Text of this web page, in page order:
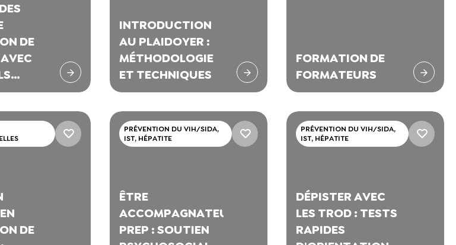
DE
INTRODUCTION
AU PLAIDOYER :
MÉTHODOLOGIE
ET TECHNIQUES
FORMATION DE
FORMATEURS
DE
PRÉVENTION DU VIH/SIDA,
IST, HÉPATITE
ÊTRE
ACCOMPAGNATEUR
PREP : SOUTIEN
PRÉVENTION DU VIH/SIDA,
IST, HÉPATITE
DÉPISTER AVEC
LES TROD : TESTS
RAPIDES